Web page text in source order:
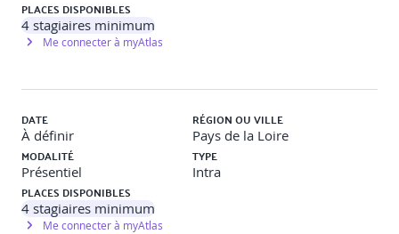
PLACES DISPONIBLES
4 stagiaires minimum
Me connecter à myAtlas
DATE
À définir
RÉGION OU VILLE
Pays de la Loire
MODALITÉ
Présentiel
TYPE
Intra
PLACES DISPONIBLES
4 stagiaires minimum
Me connecter à myAtlas